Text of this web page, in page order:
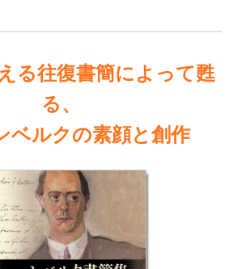
る往復書簡によって甦
る、
ベルクの素顔と創作